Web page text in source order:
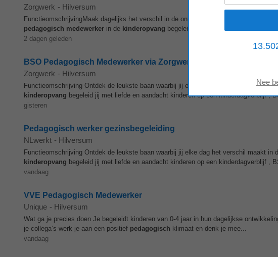
Zorgwerk - Hilversum
FunctieomschrijvingMaak dagelijks het verschil in de ontwikkeling van kinderen en
pedagogisch medewerker in de kinderopvang begeleid je met veel enthousiasme
2 dagen geleden
BSO Pedagogisch Medewerker via Zorgwerk in Noord-Holland,
Zorgwerk - Hilversum
Functieomschrijving Ontdek de leukste baan waarbij jij elke dag het verschil maakt in
kinderopvang begeleid jij met liefde en aandacht kinderen op een kinderdagverblijf ,
gisteren
Pedagogisch werker gezinsbegeleiding
NLwerkt - Hilversum
Functieomschrijving Ontdek de leukste baan waarbij jij elke dag het verschil maakt in
kinderopvang begeleid jij met liefde en aandacht kinderen op een kinderdagverblijf ,
vandaag
VVE Pedagogisch Medewerker
Unique - Hilversum
Wat ga je precies doen Je begeleidt kinderen van 0-4 jaar in hun dagelijkse
je collega’s werk je aan een positief pedagogisch klimaat en denk je mee...
vandaag